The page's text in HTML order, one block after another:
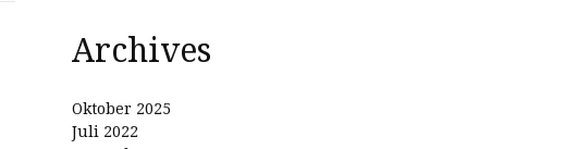
Archives
Oktober 2025
Juli 2022